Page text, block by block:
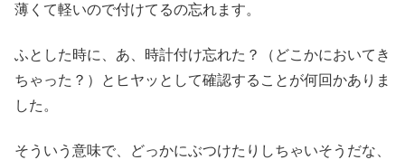
薄くて軽いので付けてるの忘れます。
ふとした時に、あ、時計付け忘れた？（どこかにおいてき
ちゃった？）とヒヤッとして確認することが何回かありま
した。
そういう意味で、どっかにぶつけたりしちゃいそうだな、